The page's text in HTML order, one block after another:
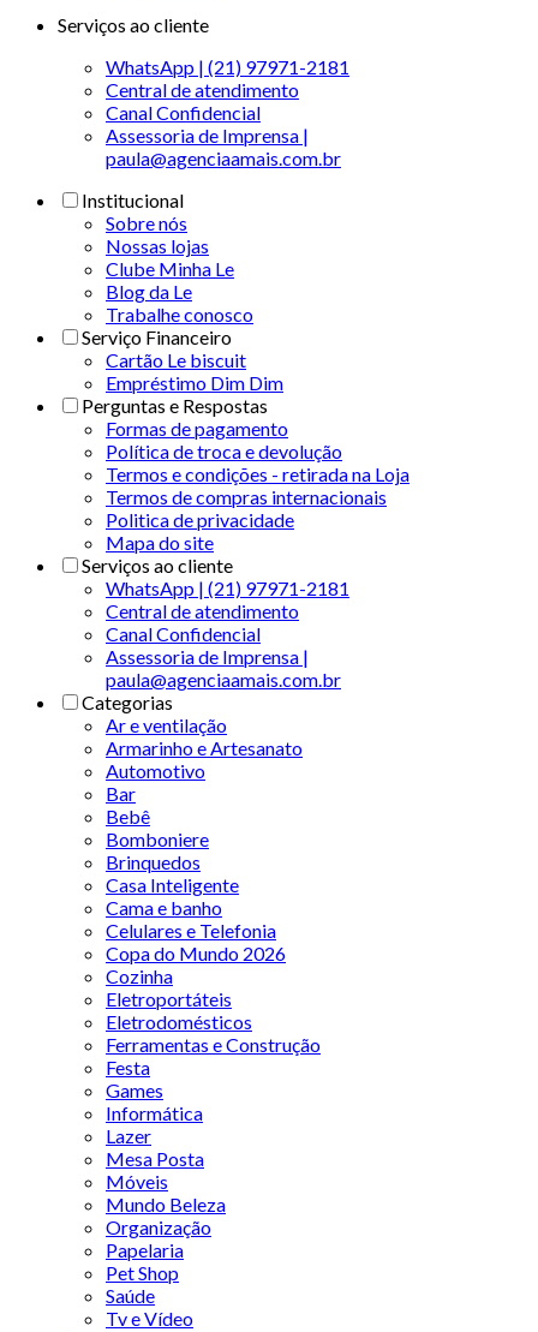
Serviços ao cliente
WhatsApp | (21) 97971-2181
Central de atendimento
Canal Confidencial
Assessoria de Imprensa |
paula@agenciaamais.com.br
Institucional
Sobre nós
Nossas lojas
Clube Minha Le
Blog da Le
Trabalhe conosco
Serviço Financeiro
Cartão Le biscuit
Empréstimo Dim Dim
Perguntas e Respostas
Formas de pagamento
Política de troca e devolução
Termos e condições - retirada na Loja
Termos de compras internacionais
Politica de privacidade
Mapa do site
Serviços ao cliente
WhatsApp | (21) 97971-2181
Central de atendimento
Canal Confidencial
Assessoria de Imprensa |
paula@agenciaamais.com.br
Categorias
Ar e ventilação
Armarinho e Artesanato
Automotivo
Bar
Bebê
Bomboniere
Brinquedos
Casa Inteligente
Cama e banho
Celulares e Telefonia
Copa do Mundo 2026
Cozinha
Eletroportáteis
Eletrodomésticos
Ferramentas e Construção
Festa
Games
Informática
Lazer
Mesa Posta
Móveis
Mundo Beleza
Organização
Papelaria
Pet Shop
Saúde
Tv e Vídeo